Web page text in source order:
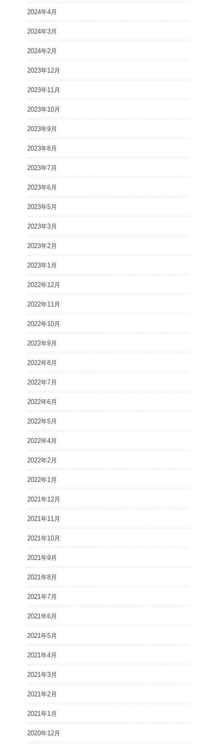
2024年4月
2024年3月
2024年2月
2023年12月
2023年11月
2023年10月
2023年9月
2023年8月
2023年7月
2023年6月
2023年5月
2023年3月
2023年2月
2023年1月
2022年12月
2022年11月
2022年10月
2022年9月
2022年8月
2022年7月
2022年6月
2022年5月
2022年4月
2022年2月
2022年1月
2021年12月
2021年11月
2021年10月
2021年9月
2021年8月
2021年7月
2021年6月
2021年5月
2021年4月
2021年3月
2021年2月
2021年1月
2020年12月